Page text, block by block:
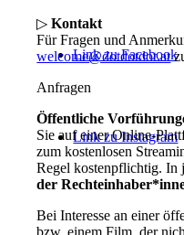
Link zu Facebook
Link zu Instagram
▷Kontakt
Für Fragen und
welcome@dotdotdot.at
Anfragen
Öffentliche
Sie auf einer Online-
zum kostenlosen
Regel kostenpflichtig. In
der
Bei Interesse an einer
bzw. einem Film, der